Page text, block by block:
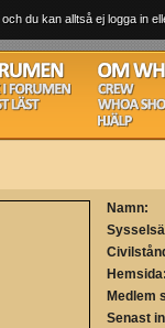
du kan alltså ej logga in
Namn:
Medlem
Senast